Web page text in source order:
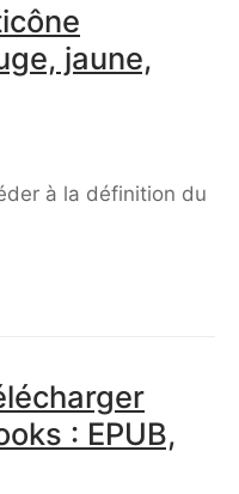
jaune,
à la définition du
: EPUB,